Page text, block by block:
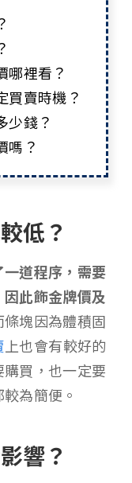
哪裡看？
買賣時機？
少錢？
嗎？
低？
道程序，需要
此飾金牌價及
條塊因為體積固
上也會有較好的
買，也一定要
為簡便。
響？